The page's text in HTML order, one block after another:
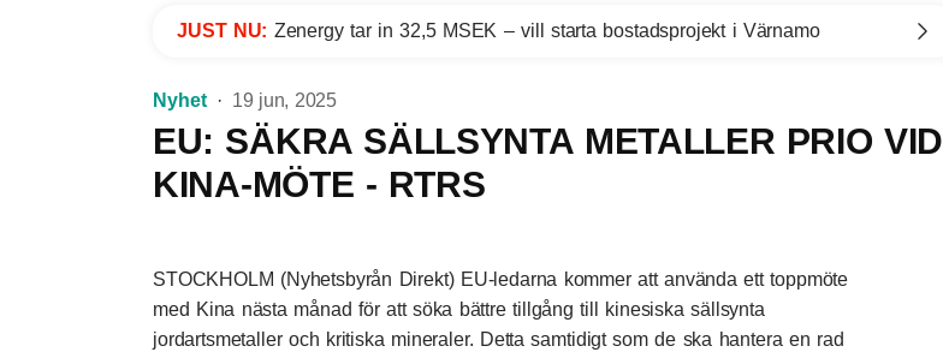
JUST NU: Zenergy tar in 32,5 MSEK – vill starta bostadsprojekt i Värnamo
Nyhet 19 jun, 2025
EU: SÄKRA SÄLLSYNTA METALLER PRIO VID
KINA-MÖTE - RTRS
STOCKHOLM (Nyhetsbyrån Direkt) EU-ledarna kommer att använda ett toppmöte
med Kina nästa månad för att söka bättre tillgång till kinesiska sällsynta
jordartsmetaller och kritiska mineraler. Detta samtidigt som de ska hantera en rad